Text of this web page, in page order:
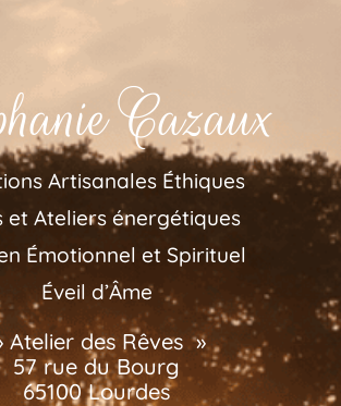
Cazaux
Artisanales Éthiques
et Ateliers énergétiques
Émotionnel et Spirituel
Éveil d’Âme
Atelier des Rêves »
57 rue du Bourg
65100 Lourdes